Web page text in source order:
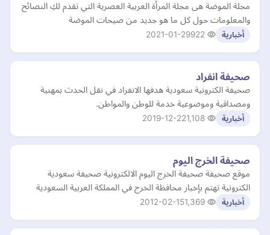
مجلة الموضة هى مجلة المرأة العربية العصرية التي تقدم لكِ النصائح
والمعلومات حول كل ما هو جديد من صيحات الموضة
أخبارية 2021-01-29
صحيفة انفراد
صحيفة الكترونية سعودية هدفها الانفراد في نقل الحدث بمهنية
ومصداقية وموضوعية خدمة للوطن والمواطن.
أخبارية 2019-12-22
صحيفة الخرج اليوم
موقع صحيفة صحيفة الخرج اليوم الالكترونية صحيفة سعودية
الكترونية تهتم بإخبار محافظة الخرج في المملكة العربية السعودية
أخبارية 2012-02-15